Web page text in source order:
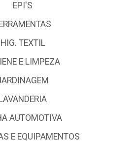
EPI'S
HIG. TEXTIL
E LIMPEZA
LAVANDERIA
AUTOMOTIVA
E EQUIPAMENTOS